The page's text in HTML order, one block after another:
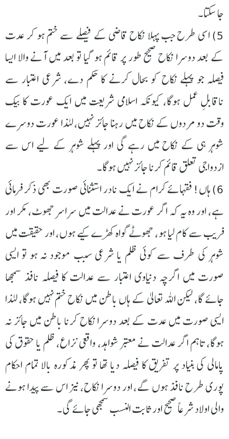
جا سکتا۔
5) اسی طرح جب پہلا نکاح قاضی کے فیصلے سے ختم ہو کر عدت
کے بعد دوسرا نکاح صحیح طور پر قائم ہو گیا تو بعد میں آنے والا ایسا
فیصلہ جو پہلے نکاح کو بحال کرنے کا حکم دے، شرعی اعتبار سے
ناقابلِ عمل ہوگا، کیونکہ اسلامی شریعت میں ایک عورت کا بیک
وقت دو مردوں کے نکاح میں رہنا جائز نہیں، لہٰذا عورت دوسرے
شوہر ہی کے نکاح میں رہے گی اور پہلے شوہر کے لیے اس سے
ازدواجی تعلق قائم کرنا جائز نہیں ہوگا۔
6) ہاں! فقہائے کرام نے ایک نادر استثنائی صورت بھی ذکر فرمائی
ہے، اور وہ یہ کہ اگر عورت نے عدالت میں سراسر جھوٹ، مکر اور
فریب سے کام لیا ہو، جھوٹے گواہ کھڑے کیے ہوں، اور حقیقت میں
شوہر کی طرف سے کوئی ظلم یا شرعی سبب موجود نہ ہو تو ایسی
صورت میں اگرچہ دنیاوی اعتبار سے عدالت کا فیصلہ نافذ سمجھا
جائے گا، لیکن اللہ تعالیٰ کے ہاں باطن میں نکاح ختم نہیں ہوگا، لہٰذا
ایسی صورت میں عدت کے بعد دوسرا نکاح کرنا باطن میں جائز نہ
ہوگا، تاہم اگر عدالت نے معتبر شواہد، واقعی نزاع، ظلم یا حقوق کی
پامالی کی بنیاد پر تفریق کا فیصلہ دیا تھا تو پھر مذکورہ بالا تمام احکام
پوری طرح نافذ ہوں گے، اور دوسرا نکاح، نیز اس سے پیدا ہونے
والی اولاد شرعاً صحیح اور ثابت النسب سمجھی جائے گی۔